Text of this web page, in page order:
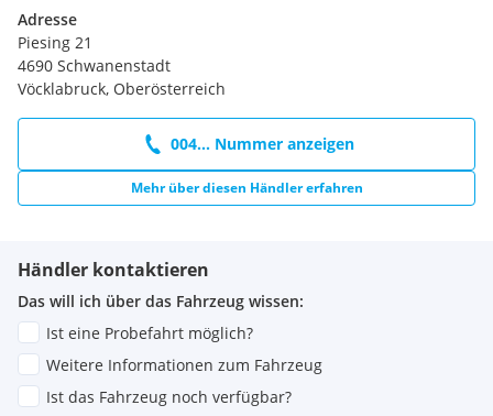
Adresse
Piesing 21
4690 Schwanenstadt
Vöcklabruck, Oberösterreich
004... Nummer anzeigen
Mehr über diesen Händler erfahren
Händler kontaktieren
Das will ich über das Fahrzeug wissen:
Ist eine Probefahrt möglich?
Weitere Informationen zum Fahrzeug
Ist das Fahrzeug noch verfügbar?